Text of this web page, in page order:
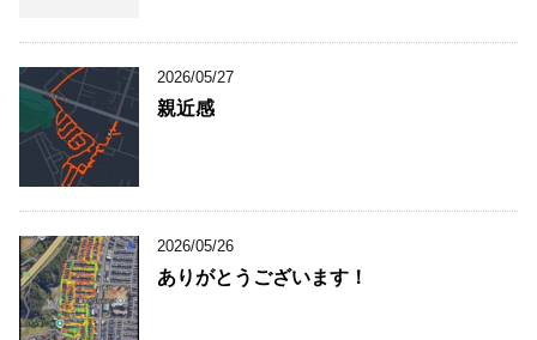
2026/05/27
親近感
2026/05/26
ありがとうございます！